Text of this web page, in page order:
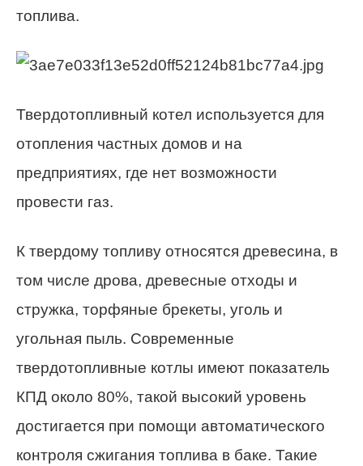
топлива.
Твердотопливный котел используется для
отопления частных домов и на
предприятиях, где нет возможности
провести газ.
К твердому топливу относятся древесина, в
том числе дрова, древесные отходы и
стружка, торфяные брекеты, уголь и
угольная пыль. Современные
твердотопливные котлы имеют показатель
КПД около 80%, такой высокий уровень
достигается при помощи автоматического
контроля сжигания топлива в баке. Такие